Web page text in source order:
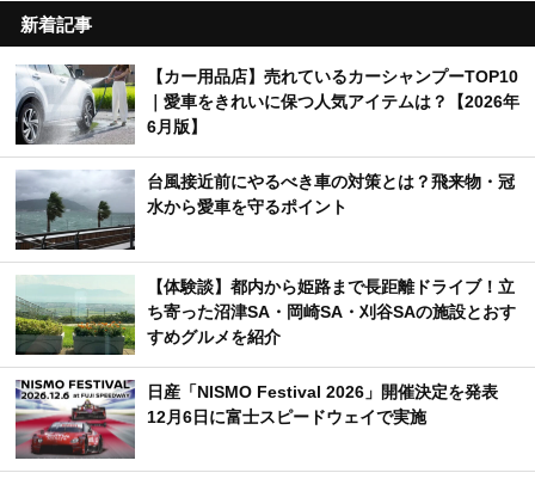
新着記事
【カー用品店】売れているカーシャンプーTOP10
｜愛車をきれいに保つ人気アイテムは？【2026年
6月版】
台風接近前にやるべき車の対策とは？飛来物・冠
水から愛車を守るポイント
【体験談】都内から姫路まで長距離ドライブ！立
ち寄った沼津SA・岡崎SA・刈谷SAの施設とおす
すめグルメを紹介
日産「NISMO Festival 2026」開催決定を発表
12月6日に富士スピードウェイで実施